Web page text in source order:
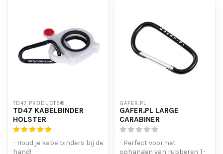
TD47 PRODUCTS®
TD47 KABELBINDER
HOLSTER
- Houd je kabelbinders bij de
hand!
GAFER.PL
GAFER.PL LARGE
CARABINER
- Perfect voor het
ophangen van rubberen T-